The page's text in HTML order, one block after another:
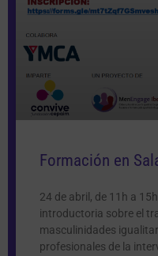
Formación en
24 de abril, de 11h a
introductoria sobre el
masculinidades
profesionales de la